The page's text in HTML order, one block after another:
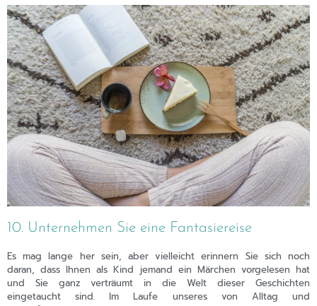
10. Unternehmen Sie eine Fantasiereise
Es mag lange her sein, aber vielleicht erinnern Sie sich noch
daran, dass Ihnen als Kind jemand ein Märchen vorgelesen hat
und Sie ganz verträumt in die Welt dieser Geschichten
eingetaucht sind. Im Laufe unseres von Alltag und